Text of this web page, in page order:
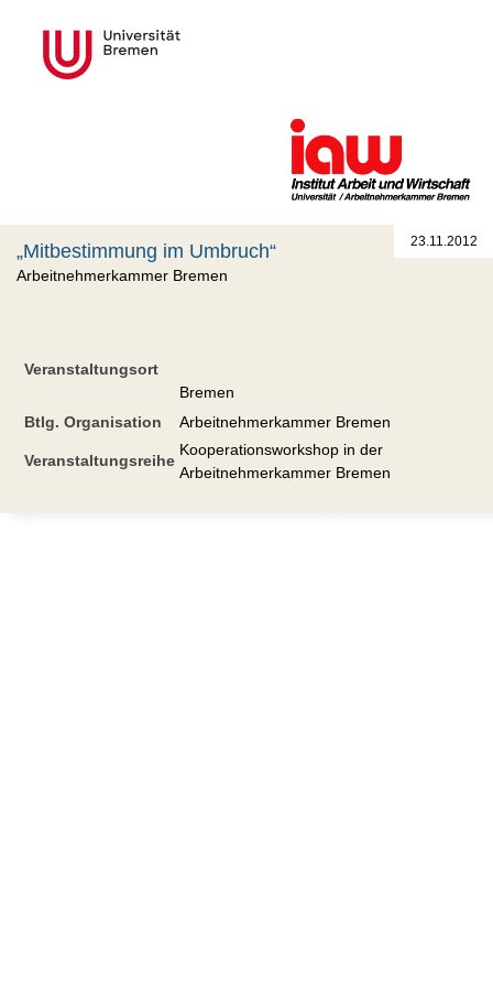
23.11.2012
„Mitbestimmung im Umbruch“
Arbeitnehmerkammer Bremen
Veranstaltungsort
Bremen
Btlg. Organisation
Arbeitnehmerkammer Bremen
Veranstaltungsreihe
Kooperationsworkshop in der
Arbeitnehmerkammer Bremen